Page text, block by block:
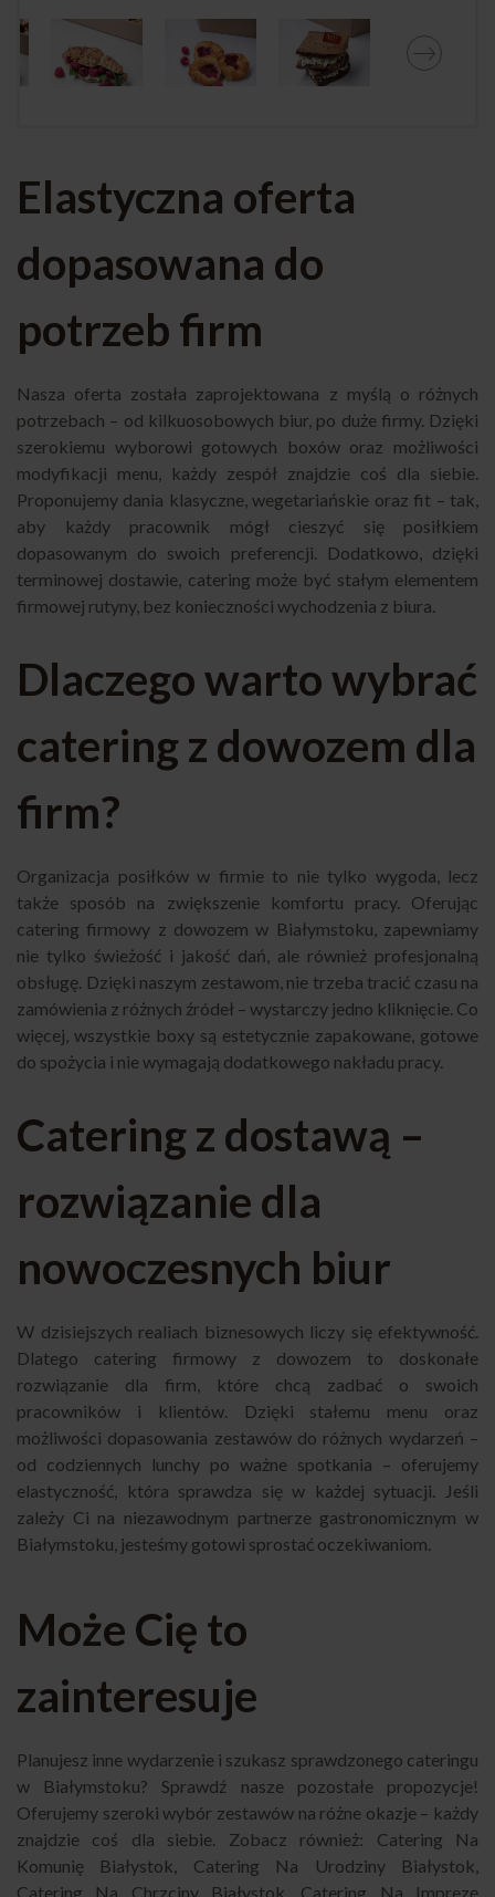
Elastyczna oferta
dopasowana do
potrzeb firm
Nasza oferta została zaprojektowana z myślą o różnych
potrzebach – od kilkuosobowych biur, po duże firmy. Dzięki
szerokiemu wyborowi gotowych boxów oraz możliwości
modyfikacji menu, każdy zespół znajdzie coś dla siebie.
Proponujemy dania klasyczne, wegetariańskie oraz fit – tak,
aby każdy pracownik mógł cieszyć się posiłkiem
dopasowanym do swoich preferencji. Dodatkowo, dzięki
terminowej dostawie, catering może być stałym elementem
firmowej rutyny, bez konieczności wychodzenia z biura.
Dlaczego warto wybrać
catering z dowozem dla
firm?
Organizacja posiłków w firmie to nie tylko wygoda, lecz
także sposób na zwiększenie komfortu pracy. Oferując
catering firmowy z dowozem w Białymstoku, zapewniamy
nie tylko świeżość i jakość dań, ale również profesjonalną
obsługę. Dzięki naszym zestawom, nie trzeba tracić czasu na
zamówienia z różnych źródeł – wystarczy jedno kliknięcie. Co
więcej, wszystkie boxy są estetycznie zapakowane, gotowe
do spożycia i nie wymagają dodatkowego nakładu pracy.
Catering z dostawą –
rozwiązanie dla
nowoczesnych biur
W dzisiejszych realiach biznesowych liczy się efektywność.
Dlatego catering firmowy z dowozem to doskonałe
rozwiązanie dla firm, które chcą zadbać o swoich
pracowników i klientów. Dzięki stałemu menu oraz
możliwości dopasowania zestawów do różnych wydarzeń –
od codziennych lunchy po ważne spotkania – oferujemy
elastyczność, która sprawdza się w każdej sytuacji. Jeśli
zależy Ci na niezawodnym partnerze gastronomicznym w
Białymstoku, jesteśmy gotowi sprostać oczekiwaniom.
Może Cię to
zainteresuje
Planujesz inne wydarzenie i szukasz sprawdzonego cateringu
w Białymstoku? Sprawdź nasze pozostałe propozycje!
Oferujemy szeroki wybór zestawów na różne okazje – każdy
znajdzie coś dla siebie. Zobacz również: Catering Na
Komunię Białystok, Catering Na Urodziny Białystok,
Catering Na Chrzciny Białystok
Catering Na Imprezę